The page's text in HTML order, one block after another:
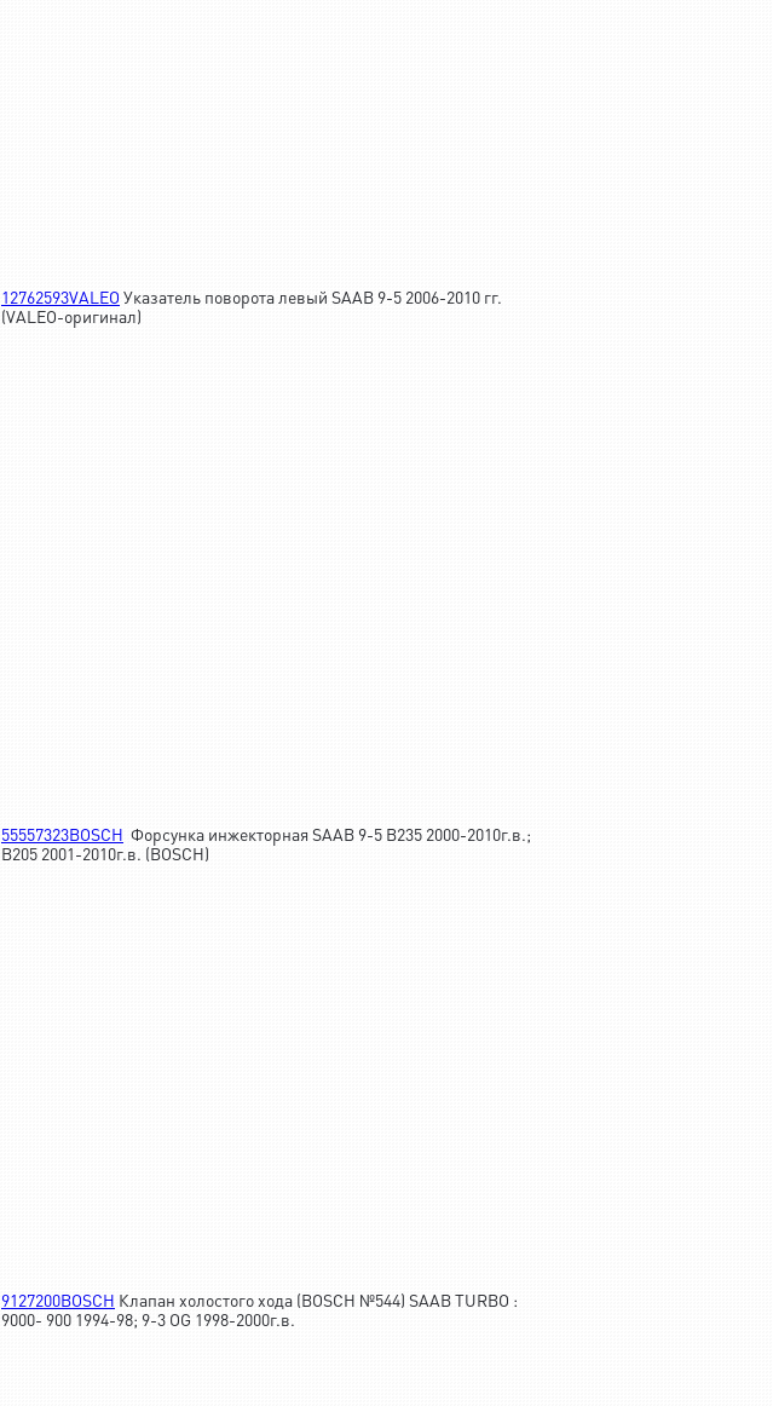
12762593VALEO Указатель поворота левый SAAB 9-5 2006-2010 гг.
(VALEO-оригинал)
55557323BOSCH Форсунка инжекторная SAAB 9-5 B235 2000-2010г.в.;
B205 2001-2010г.в. (BOSCH)
9127200BOSCH Клапан холостого хода (BOSCH №544) SAAB TURBO :
9000- 900 1994-98; 9-3 OG 1998-2000г.в.